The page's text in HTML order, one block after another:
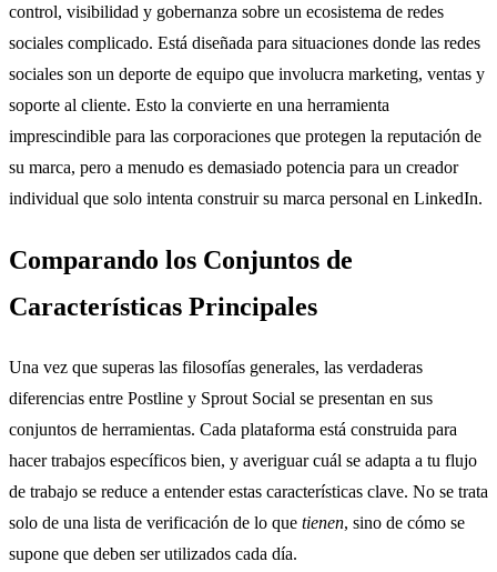
control, visibilidad y gobernanza sobre un ecosistema de redes
sociales complicado. Está diseñada para situaciones donde las redes
sociales son un deporte de equipo que involucra marketing, ventas y
soporte al cliente. Esto la convierte en una herramienta
imprescindible para las corporaciones que protegen la reputación de
su marca, pero a menudo es demasiado potencia para un creador
individual que solo intenta construir su marca personal en LinkedIn.
Comparando los Conjuntos de
Características Principales
Una vez que superas las filosofías generales, las verdaderas
diferencias entre Postline y Sprout Social se presentan en sus
conjuntos de herramientas. Cada plataforma está construida para
hacer trabajos específicos bien, y averiguar cuál se adapta a tu flujo
de trabajo se reduce a entender estas características clave. No se trata
solo de una lista de verificación de lo que tienen, sino de cómo se
supone que deben ser utilizados cada día.